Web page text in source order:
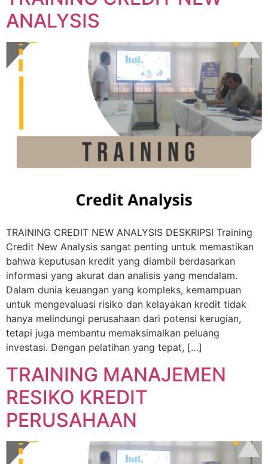
ANALYSIS
TRAINING CREDIT NEW ANALYSIS DESKRIPSI Training
Credit New Analysis sangat penting untuk memastikan
bahwa keputusan kredit yang diambil berdasarkan
informasi yang akurat dan analisis yang mendalam.
Dalam dunia keuangan yang kompleks, kemampuan
untuk mengevaluasi risiko dan kelayakan kredit tidak
hanya melindungi perusahaan dari potensi kerugian,
tetapi juga membantu memaksimalkan peluang
investasi. Dengan pelatihan yang tepat, […]
TRAINING MANAJEMEN
RESIKO KREDIT
PERUSAHAAN